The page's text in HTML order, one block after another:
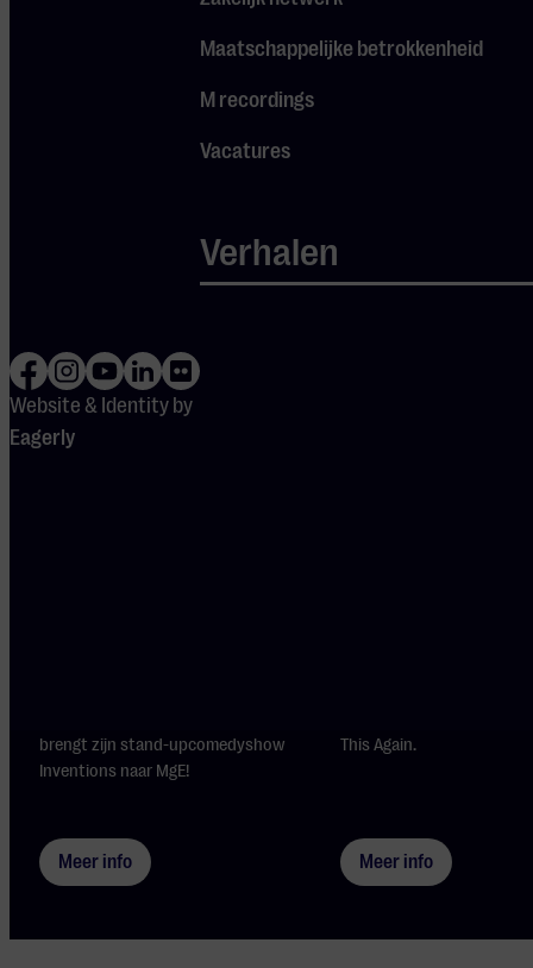
Maatschappelijke betrokkenheid
M recordings
Vacatures
Verhalen
Website & Identity by
Eagerly
interessant
brengt zijn stand-upcomedyshow
Inventions naar MgE!
Meer info
This Again.
Meer info